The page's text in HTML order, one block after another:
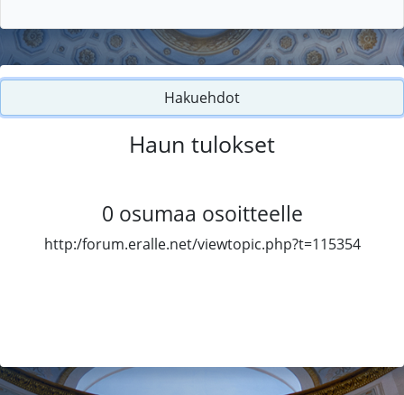
Hakuehdot
Haun tulokset
0 osumaa osoitteelle
http:/forum.eralle.net/viewtopic.php?t=115354